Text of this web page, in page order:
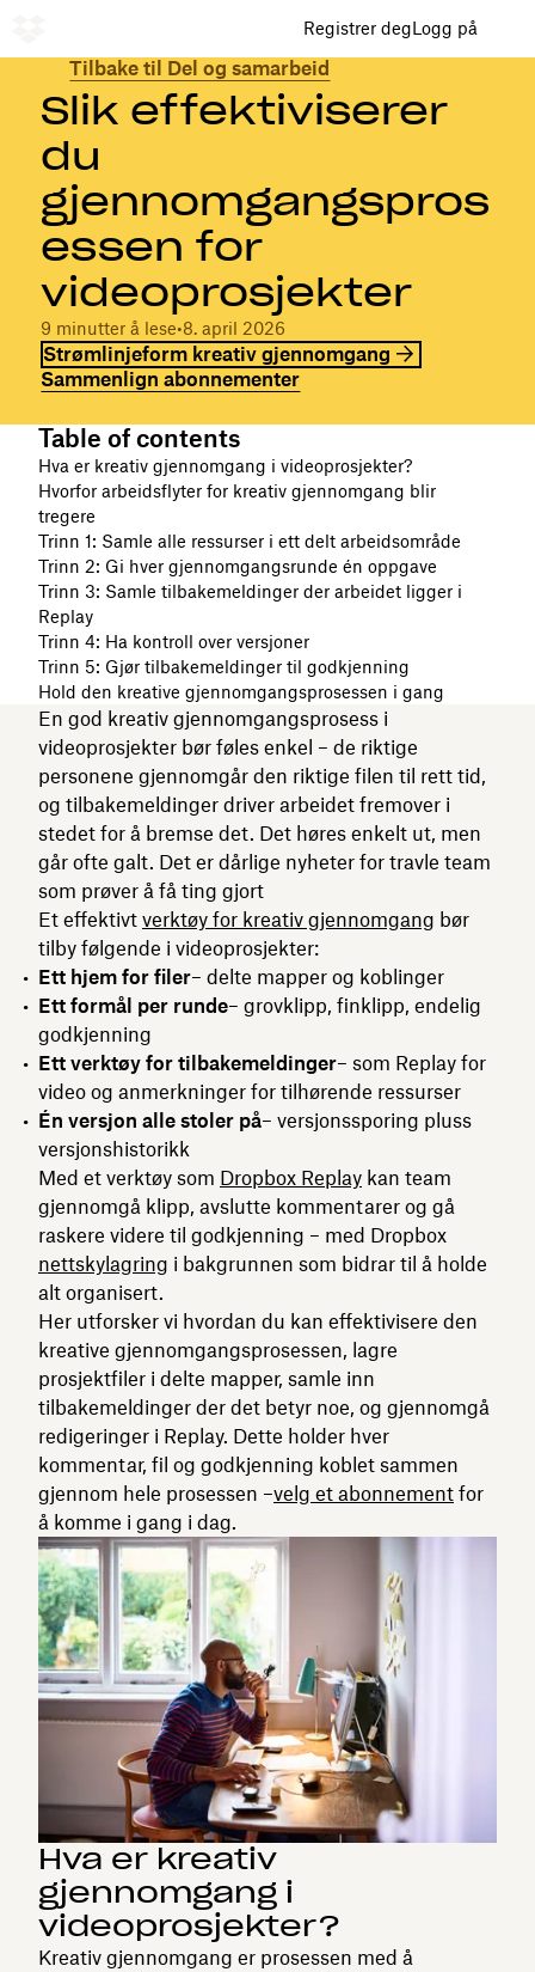
Registrer degLogg på
Tilbake til Del og samarbeid
Slik effektiviserer
du
gjennomgangspros
essen for
videoprosjekter
9 minutter å lese•8. april 2026
Strømlinjeform kreativ gjennomgang
Sammenlign abonnementer
Table of contents
Hva er kreativ gjennomgang i videoprosjekter?
Hvorfor arbeidsflyter for kreativ gjennomgang blir
tregere
Trinn 1: Samle alle ressurser i ett delt arbeidsområde
Trinn 2: Gi hver gjennomgangsrunde én oppgave
Trinn 3: Samle tilbakemeldinger der arbeidet ligger i
Replay
Trinn 4: Ha kontroll over versjoner
Trinn 5: Gjør tilbakemeldinger til godkjenning
Hold den kreative gjennomgangsprosessen i gang
En god kreativ gjennomgangsprosess i
videoprosjekter bør føles enkel – de riktige
personene gjennomgår den riktige filen til rett tid,
og tilbakemeldinger driver arbeidet fremover i
stedet for å bremse det. Det høres enkelt ut, men
går ofte galt. Det er dårlige nyheter for travle team
som prøver å få ting gjort
Et effektivt verktøy for kreativ gjennomgang bør
tilby følgende i videoprosjekter:
Ett hjem for filer– delte mapper og koblinger
Ett formål per runde– grovklipp, finklipp, endelig
godkjenning
Ett verktøy for tilbakemeldinger– som Replay for
video og anmerkninger for tilhørende ressurser
Én versjon alle stoler på– versjonssporing pluss
versjonshistorikk
Med et verktøy som Dropbox Replay kan team
gjennomgå klipp, avslutte kommentarer og gå
raskere videre til godkjenning – med Dropbox
nettskylagring i bakgrunnen som bidrar til å holde
alt organisert.
Her utforsker vi hvordan du kan effektivisere den
kreative gjennomgangsprosessen, lagre
prosjektfiler i delte mapper, samle inn
tilbakemeldinger der det betyr noe, og gjennomgå
redigeringer i Replay. Dette holder hver
kommentar, fil og godkjenning koblet sammen
gjennom hele prosessen –velg et abonnement for
å komme i gang i dag.
Hva er kreativ
gjennomgang i
videoprosjekter?
Kreativ gjennomgang er prosessen med å